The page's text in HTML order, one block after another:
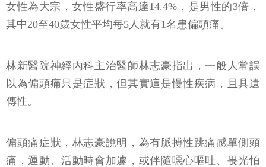
女性為大宗，女性盛行率高達14.4%，是男性的3倍，
其中20至40歲女性平均每5人就有1名患偏頭痛。
林新醫院神經內科主治醫師林志豪指出，一般人常誤
以為偏頭痛只是症狀，但其實這是慢性疾病，且具遺
傳性。
偏頭痛症狀，林志豪說明，為有脈搏性跳痛感單側頭
痛，運動、活動時會加遽，或伴隨噁心嘔吐、畏光怕